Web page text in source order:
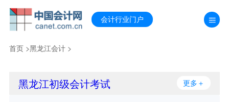
会计行业门户
首页>黑龙江会计>
黑龙江初级会计考试 更多＋